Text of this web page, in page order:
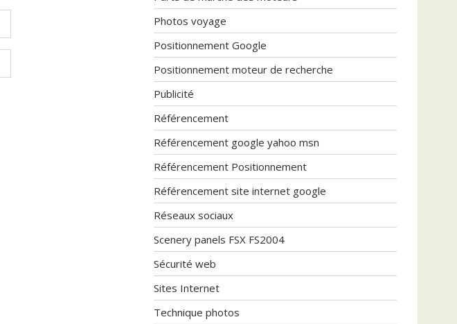
Photos voyage
Positionnement Google
Positionnement moteur de recherche
Publicité
Référencement
Référencement google yahoo msn
Référencement Positionnement
Référencement site internet google
Réseaux sociaux
Scenery panels FSX FS2004
Sécurité web
Sites Internet
Technique photos